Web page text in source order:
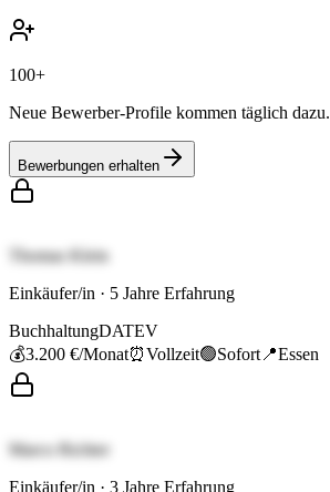
100+
Neue Bewerber-Profile kommen täglich dazu.
Bewerbungen erhalten
Thomas Klein
Einkäufer/in · 5 Jahre Erfahrung
BuchhaltungDATEV
💰3.200 €/Monat⏰Vollzeit🟢Sofort 📍Essen
Marco Richter
Einkäufer/in · 3 Jahre Erfahrung